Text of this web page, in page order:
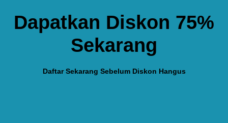
Dapatkan Diskon 75%
Sekarang
Daftar Sekarang Sebelum Diskon Hangus